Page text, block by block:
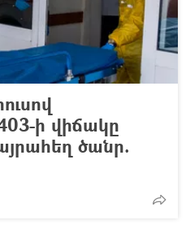
ի վիճակը
ծանր.